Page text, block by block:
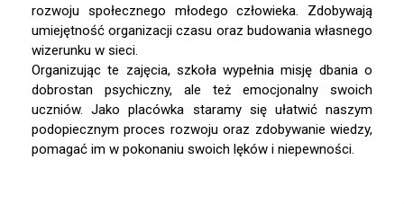
rozwoju społecznego młodego człowieka. Zdobywają
umiejętność organizacji czasu oraz budowania własnego
wizerunku w sieci.
Organizując te zajęcia, szkoła wypełnia misję dbania o
dobrostan psychiczny, ale też emocjonalny swoich
uczniów. Jako placówka staramy się ułatwić naszym
podopiecznym proces rozwoju oraz zdobywanie wiedzy,
pomagać im w pokonaniu swoich lęków i niepewności.